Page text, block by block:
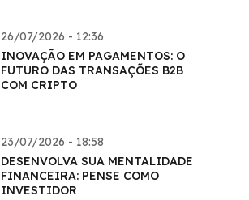
26/07/2026 - 12:36
INOVAÇÃO EM PAGAMENTOS: O
FUTURO DAS TRANSAÇÕES B2B
COM CRIPTO
23/07/2026 - 18:58
DESENVOLVA SUA MENTALIDADE
FINANCEIRA: PENSE COMO
INVESTIDOR